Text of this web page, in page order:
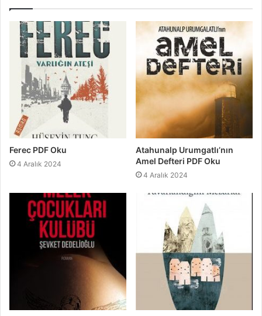
Ferec PDF Oku
4 Aralık 2024
Atahunalp Urumgatlı’nın
Amel Defteri PDF Oku
4 Aralık 2024